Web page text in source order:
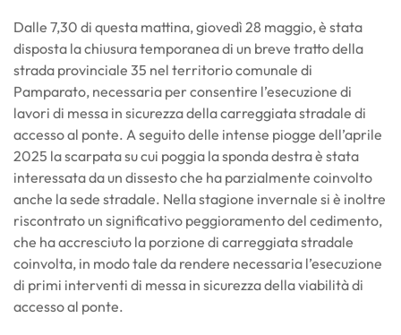
Dalle 7,30 di questa mattina, giovedì 28 maggio, è stata
disposta la chiusura temporanea di un breve tratto della
strada provinciale 35 nel territorio comunale di
Pamparato, necessaria per consentire l’esecuzione di
lavori di messa in sicurezza della carreggiata stradale di
accesso al ponte. A seguito delle intense piogge dell’aprile
2025 la scarpata su cui poggia la sponda destra è stata
interessata da un dissesto che ha parzialmente coinvolto
anche la sede stradale. Nella stagione invernale si è inoltre
riscontrato un significativo peggioramento del cedimento,
che ha accresciuto la porzione di carreggiata stradale
coinvolta, in modo tale da rendere necessaria l’esecuzione
di primi interventi di messa in sicurezza della viabilità di
accesso al ponte.